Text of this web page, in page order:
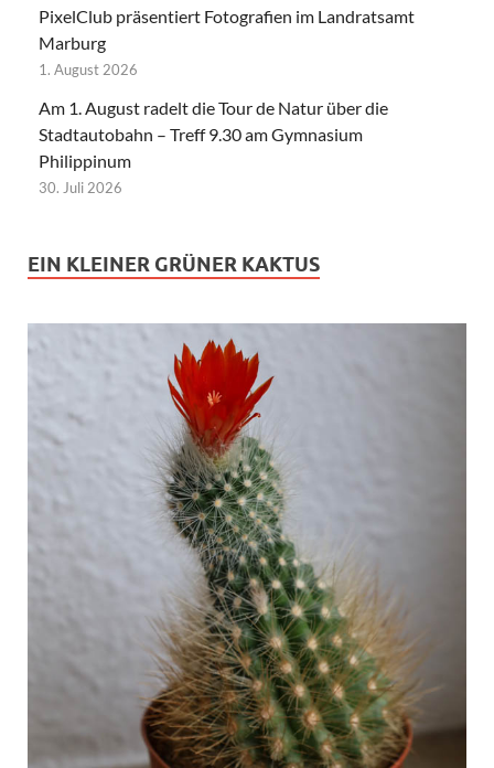
PixelClub präsentiert Fotografien im Landratsamt
Marburg
1. August 2026
Am 1. August radelt die Tour de Natur über die
Stadtautobahn – Treff 9.30 am Gymnasium
Philippinum
30. Juli 2026
EIN KLEINER GRÜNER KAKTUS